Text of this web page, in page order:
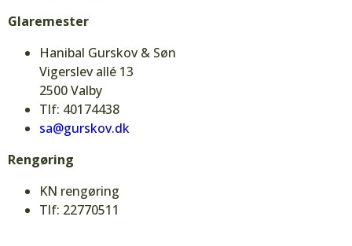
Glaremester
Hanibal Gurskov & Søn
Vigerslev allé 13
2500 Valby
Tlf: 40174438
sa@gurskov.dk
Rengøring
KN rengøring
Tlf: 22770511